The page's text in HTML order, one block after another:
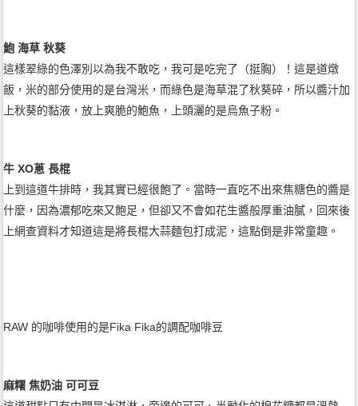
鮑 海草 秋葵
這樣翠綠的色澤別以為我不敢吃，我可是吃完了（挺胸）！這是道燉
飯，米的部分使用的是台灣米，而綠色是海草混了秋葵碎，所以醬汁加
上秋葵的黏液，放上爽脆的鮑魚，上頭灑的是烏魚子粉。
牛 XO蔥 長棍
上到這道牛排時，我其實已經很飽了。當時一直吃不出來焦糖色的醬是
什麼，因為濃郁吃來又飽足，但卻又不會如花生醬般厚重油膩，回來後
上網查資料才知道這是將長棍大蒜麵包打成泥，這點倒是非常童趣。
RAW 的咖啡使用的是Fika Fika的調配咖啡豆
麻糬 焦奶油 可可豆